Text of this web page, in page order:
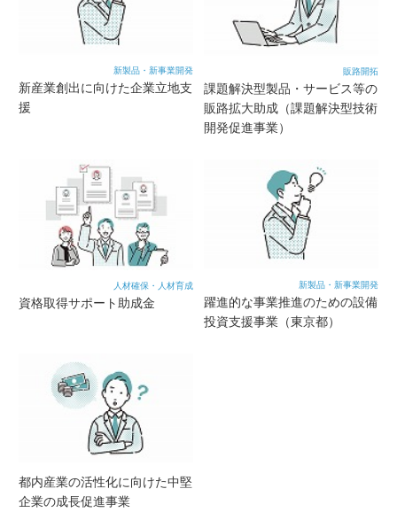
新製品・新事業開発
新産業創出に向けた企業立地支
援
販路開拓
課題解決型製品・サービス等の
販路拡大助成（課題解決型技術
開発促進事業）
人材確保・人材育成
資格取得サポート助成金
新製品・新事業開発
躍進的な事業推進のための設備
投資支援事業（東京都）
都内産業の活性化に向けた中堅
企業の成長促進事業